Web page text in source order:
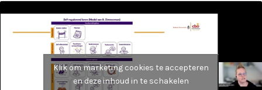
Klik om marketing cookies te accepteren
en deze inhoud in te schakelen